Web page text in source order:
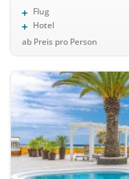
Flug
Hotel
ab Preis pro Person